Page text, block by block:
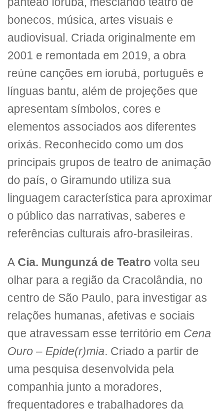
bonecos, música, artes visuais e
audiovisual. Criada originalmente em
2001 e remontada em 2019, a obra
reúne canções em iorubá, português e
línguas bantu, além de projeções que
apresentam símbolos, cores e
elementos associados aos diferentes
orixás. Reconhecido como um dos
principais grupos de teatro de animação
do país, o Giramundo utiliza sua
linguagem característica para aproximar
o público das narrativas, saberes e
referências culturais afro-brasileiras.
A Cia. Mungunzá de Teatro volta seu
olhar para a região da Cracolândia, no
centro de São Paulo, para investigar as
relações humanas, afetivas e sociais
que atravessam esse território em Cena
Ouro – Epide(r)mia. Criado a partir de
uma pesquisa desenvolvida pela
companhia junto a moradores,
frequentadores e trabalhadores da